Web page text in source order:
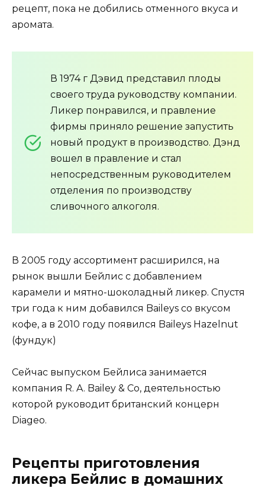
рецепт, пока не добились отменного вкуса и
аромата.
В 1974 г Дэвид представил плоды
своего труда руководству компании.
Ликер понравился, и правление
фирмы приняло решение запустить
новый продукт в производство. Дэнд
вошел в правление и стал
непосредственным руководителем
отделения по производству
сливочного алкоголя.
В 2005 году ассортимент расширился, на
рынок вышли Бейлис с добавлением
карамели и мятно-шоколадный ликер. Спустя
три года к ним добавился Baileys со вкусом
кофе, а в 2010 году появился Baileys Hazelnut
(фундук)
Сейчас выпуском Бейлиса занимается
компания R. A. Bailey & Co, деятельностью
которой руководит британский концерн
Diageo.
Рецепты приготовления
ликера Бейлис в домашних